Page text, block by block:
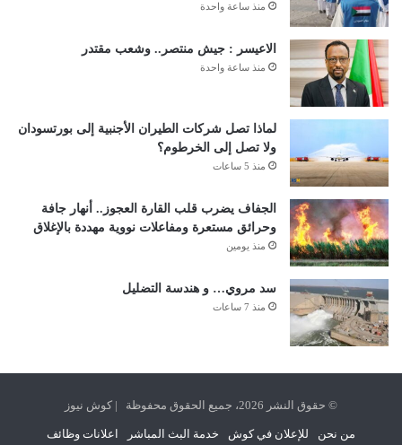
منذ ساعة واحدة
الاعيسر : جيش منتصر.. وشعب مقتدر
منذ ساعة واحدة
لماذا تصل شركات الطيران الأجنبية إلى بورتسودان
ولا تصل إلى الخرطوم؟
منذ 5 ساعات
الجفاف يضرب قلب القارة العجوز.. أنهار جافة
وحرائق مستعرة ومفاعلات نووية مهددة بالإغلاق
منذ يومين
سد مروي… و هندسة التضليل
منذ 7 ساعات
© حقوق النشر 2026، جميع الحقوق محفوظة | كوش نيوز
من نحن للإعلان في كوش خدمة البث المباشر اعلانات وظائف